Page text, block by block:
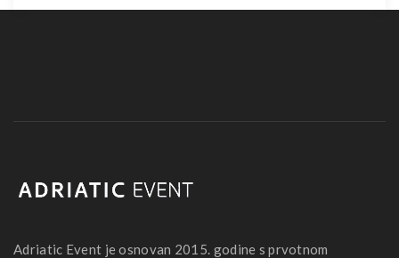
Adriatic Event je osnovan 2015. godine s prvotnom